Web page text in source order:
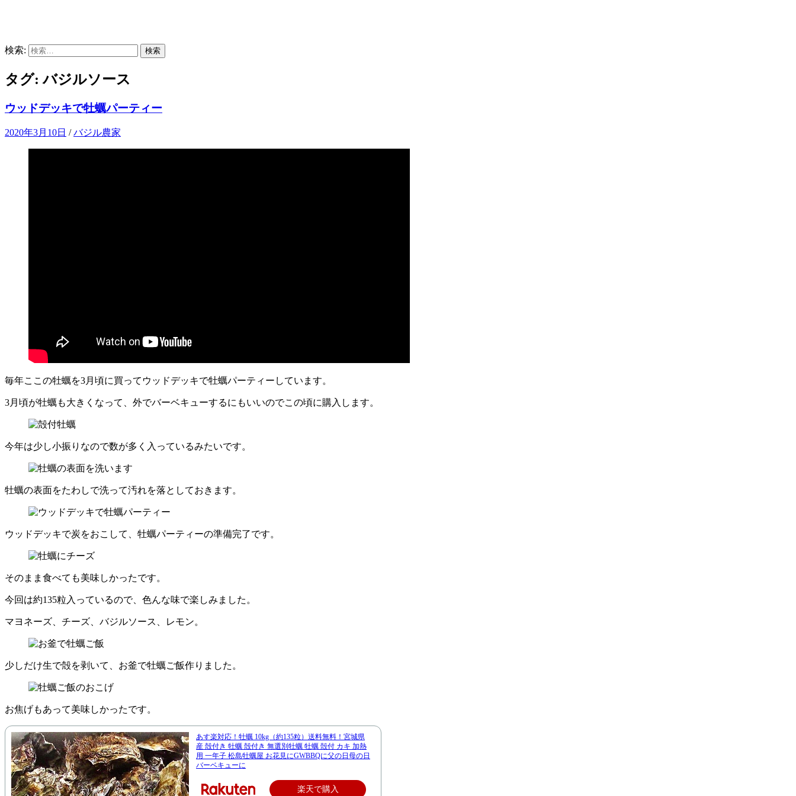
検索:
タグ:バジルソース
ウッドデッキで牡蠣パーティー
2020年3月10日 /バジル農家
毎年ここの牡蠣を3月頃に買ってウッドデッキで牡蠣パーティーしています。
3月頃が牡蠣も大きくなって、外でバーベキューするにもいいのでこの頃に購入します。
今年は少し小振りなので数が多く入っているみたいです。
牡蠣の表面をたわしで洗って汚れを落としておきます。
ウッドデッキで炭をおこして、牡蠣パーティーの準備完了です。
そのまま食べても美味しかったです。
今回は約135粒入っているので、色んな味で楽しみました。
マヨネーズ、チーズ、バジルソース、レモン。
少しだけ生で殻を剥いて、お釜で牡蠣ご飯作りました。
お焦げもあって美味しかったです。
あす楽対応！牡蠣 10kg（約135粒）送料無料！宮城県
産 殻付き 牡蠣 殻付き 無選別牡蠣 牡蠣 殻付 カキ 加熱
用 一年子 松島牡蠣屋 お花見にGWBBQに父の日母の日
バーベキューに
楽天で購入